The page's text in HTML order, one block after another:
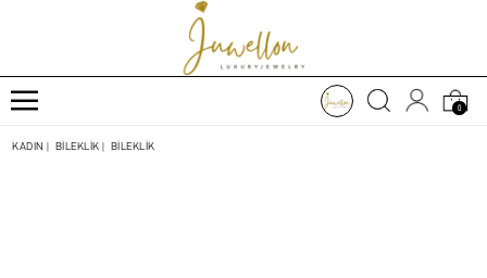
0
KADIN BİLEKLİK BİLEKLİK